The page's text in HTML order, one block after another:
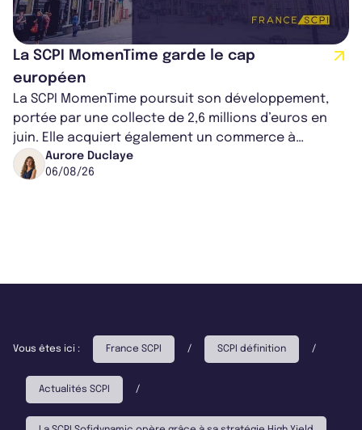
La SCPI MomenTime garde le cap
européen
La SCPI MomenTime poursuit son développement,
portée par une collecte de 2,6 millions d’euros en
juin. Elle acquiert également un commerce à
Worcester, place une plateforme logisti...
Aurore Duclaye
06/08/26
Vous êtes ici : France SCPI / SCPI définition /
Actualités SCPI /